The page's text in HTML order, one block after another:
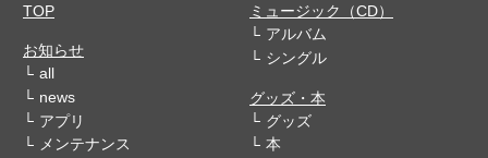
TOP
お知らせ
all
news
アプリ
メンテナンス
ミュージック（CD）
アルバム
シングル
グッズ・本
グッズ
本